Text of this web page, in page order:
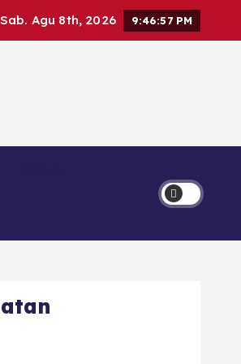
Sab. Agu 8th, 2026 9:46:57 PM